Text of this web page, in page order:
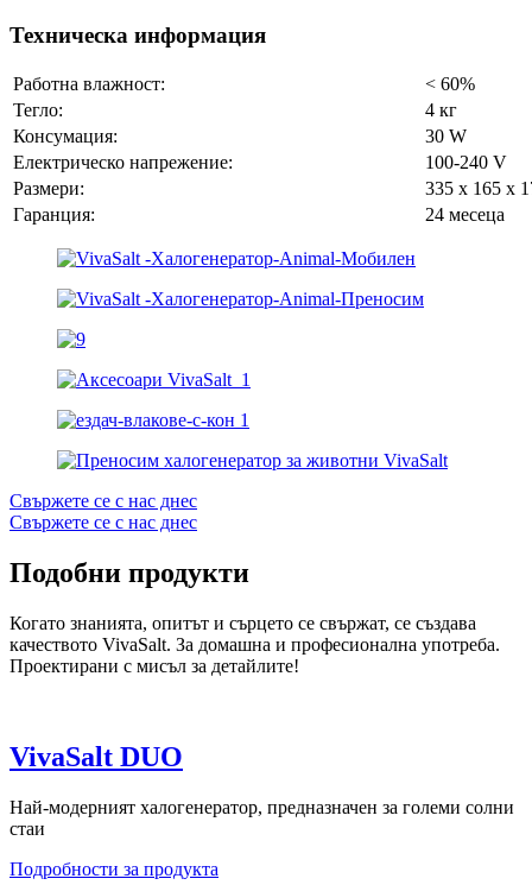
Техническа информация
Работна влажност:
< 60%
Тегло:
4 кг
Консумация:
30 W
Електрическо напрежение:
100-240 V
Размери:
335 x 165 x
Гаранция:
24 месеца
Свържете се с нас днес
Свържете се с нас днес
Подобни продукти
Когато знанията, опитът и сърцето се свържат, се създава
качеството VivaSalt. За домашна и професионална употреба.
Проектирани с мисъл за детайлите!
VivaSalt DUO
Най-модерният халогенератор, предназначен за големи солни
стаи
Подробности за продукта